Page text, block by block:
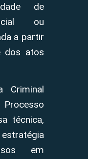
de
ou
a partir
dos atos
Criminal
técnica,
em